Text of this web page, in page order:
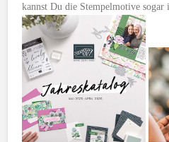
kannst Du die Stempelmotive sogar